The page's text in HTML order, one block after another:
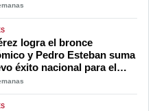
logra el bronce
y Pedro Esteban suma
éxito nacional para el
Novelda Carmencita